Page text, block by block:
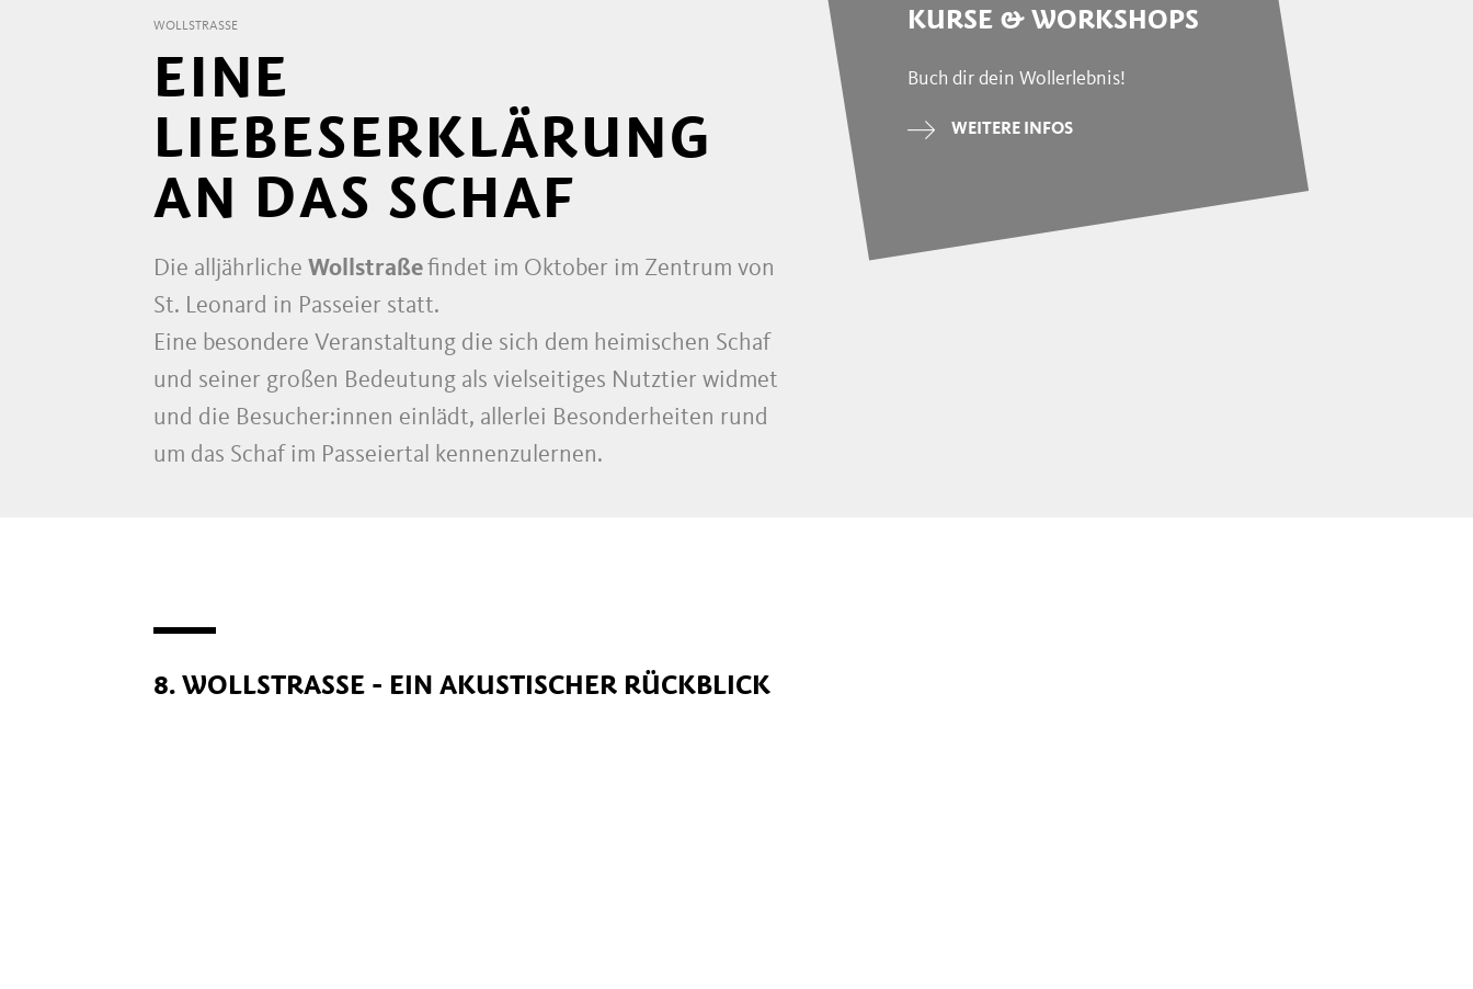
WOLLSTRASSE
EINE
LIEBESERKLÄRUNG
AN DAS SCHAF
Die alljährliche Wollstraßefindet im Oktober im Zentrum von
St. Leonard in Passeier statt.
Eine besondere Veranstaltung die sich dem heimischen Schaf
und seiner großen Bedeutung als vielseitiges Nutztier widmet
und die Besucher:innen einlädt, allerlei Besonderheiten rund
um das Schaf im Passeiertal kennenzulernen.
KURSE & WORKSHOPS
Buch dir dein Wollerlebnis!
WEITERE INFOS
8. WOLLSTRASSE - EIN AKUSTISCHER RÜCKBLICK